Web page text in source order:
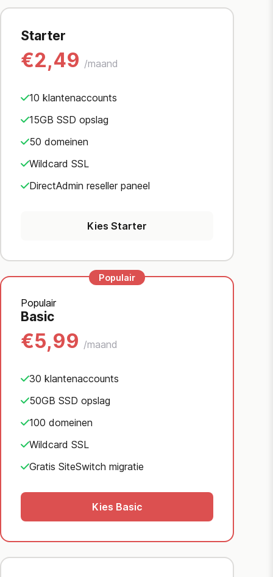
Starter
€2,49 /maand
10 klantenaccounts
15GB SSD opslag
50 domeinen
Wildcard SSL
DirectAdmin reseller paneel
Kies Starter
Populair
Basic
€5,99 /maand
30 klantenaccounts
50GB SSD opslag
100 domeinen
Wildcard SSL
Gratis SiteSwitch migratie
Kies Basic